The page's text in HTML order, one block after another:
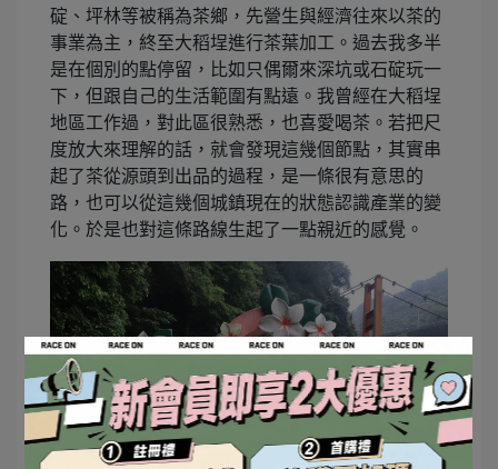
碇、坪林等被稱為茶鄉，先營生與經濟往來以茶的
事業為主，終至大稻埕進行茶葉加工。過去我多半
是在個別的點停留，比如只偶爾來深坑或石碇玩一
下，但跟自己的生活範圍有點遠。我曾經在大稻埕
地區工作過，對此區很熟悉，也喜愛喝茶。若把尺
度放大來理解的話，就會發現這幾個節點，其實串
起了茶從源頭到出品的過程，是一條很有意思的
路，也可以從這幾個城鎮現在的狀態認識產業的變
化。於是也對這條路線生起了一點親近的感覺。